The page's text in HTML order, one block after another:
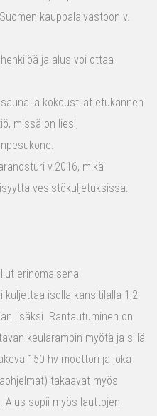
kauppalaivastoon v.
ja alus voi ottaa
ja kokoustilat etukannen
missä on liesi,
v.2016, mikä
vesistökuljetuksissa.
erinomaisena
kuljettaa isolla kansitilalla 1,2
lisäksi. Rantautuminen on
keularampin myötä ja sillä
150 hv moottori ja joka
takaavat myös
Alus sopii myös lauttojen